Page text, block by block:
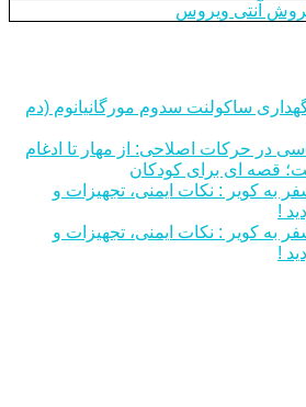
آنتی ویروس
ساکولنت سدوم مورگانیانوم (دم
در حرکات اصلاحی: از مهار تا ادغام
قصه ای برای کودکان
به کویر : نکات ایمنی، تجهیزات و
!
به کویر : نکات ایمنی، تجهیزات و
!